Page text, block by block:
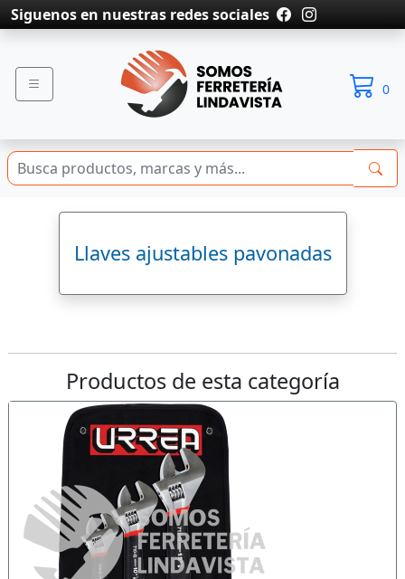
Siguenos en nuestras redes sociales
0
Llaves ajustables pavonadas
Productos de esta categoría